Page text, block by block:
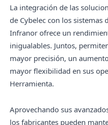
La integración de las
de Cybelec con los sistemas
Infranor ofrece un
inigualables. Juntos,
mayor precisión, un
mayor flexibilidad en sus
Herramienta.
Aprovechando sus
los fabricantes pueden